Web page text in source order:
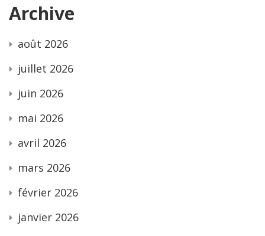
Archive
août 2026
juillet 2026
juin 2026
mai 2026
avril 2026
mars 2026
février 2026
janvier 2026